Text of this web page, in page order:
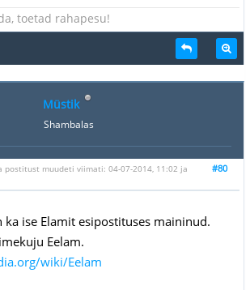
toetad rahapesu!
Müstik
Shambalas
#80
postitust muudeti viimati: 04-07-2014, 11:02 ja
ka ise Elamit esipostituses maininud.
Eelam.
wiki/Eelam